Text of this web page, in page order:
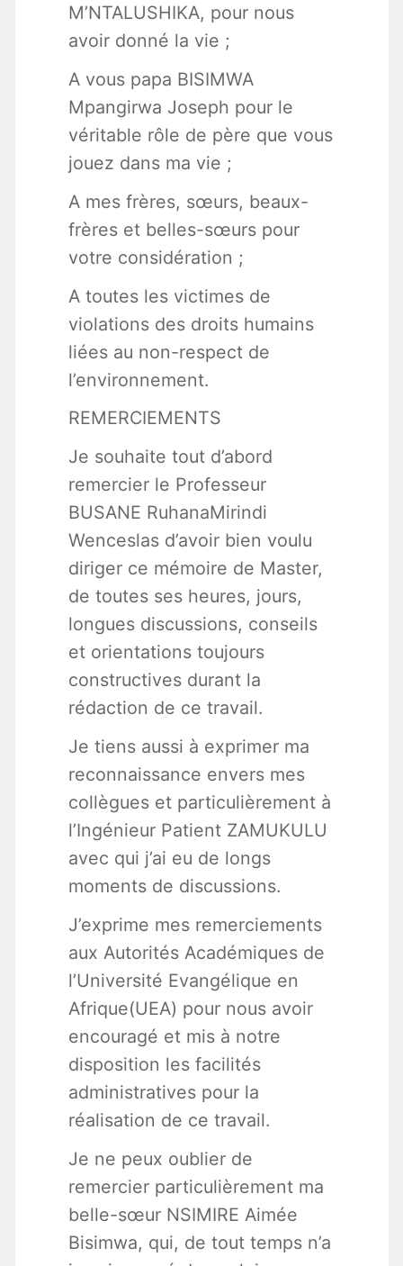
M’NTALUSHIKA, pour nous
avoir donné la vie ;
A vous papa BISIMWA
Mpangirwa Joseph pour le
véritable rôle de père que vous
jouez dans ma vie ;
A mes frères, sœurs, beaux-
frères et belles-sœurs pour
votre considération ;
A toutes les victimes de
violations des droits humains
liées au non-respect de
l’environnement.
REMERCIEMENTS
Je souhaite tout d’abord
remercier le Professeur
BUSANE RuhanaMirindi
Wenceslas d’avoir bien voulu
diriger ce mémoire de Master,
de toutes ses heures, jours,
longues discussions, conseils
et orientations toujours
constructives durant la
rédaction de ce travail.
Je tiens aussi à exprimer ma
reconnaissance envers mes
collègues et particulièrement à
l’Ingénieur Patient ZAMUKULU
avec qui j’ai eu de longs
moments de discussions.
J’exprime mes remerciements
aux Autorités Académiques de
l’Université Evangélique en
Afrique(UEA) pour nous avoir
encouragé et mis à notre
disposition les facilités
administratives pour la
réalisation de ce travail.
Je ne peux oublier de
remercier particulièrement ma
belle-sœur NSIMIRE Aimée
Bisimwa, qui, de tout temps n’a